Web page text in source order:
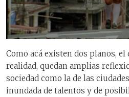
Como acá existen dos planos,
realidad, quedan amplias
sociedad como la de las
inundada de talentos y de